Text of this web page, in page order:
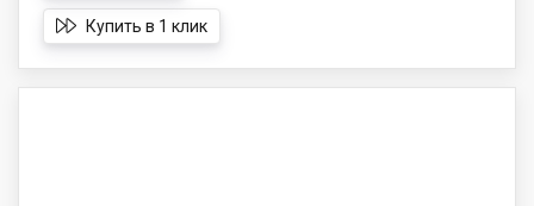
Купить в 1 клик